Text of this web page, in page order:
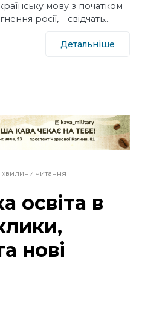
мову з початком
росії, – свідчать…
Детальніше
хвилини читання
освіта в
нові